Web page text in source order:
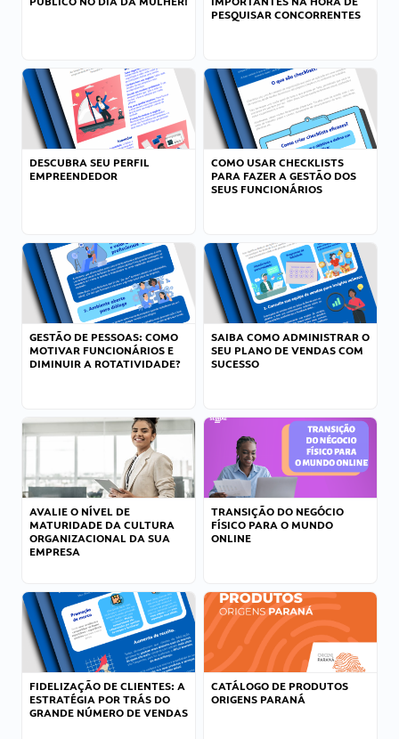
PESQUISAR CONCORRENTES
DESCUBRA SEU PERFIL
EMPREENDEDOR
COMO USAR CHECKLISTS
PARA FAZER A GESTÃO DOS
SEUS FUNCIONÁRIOS
GESTÃO DE PESSOAS: COMO
MOTIVAR FUNCIONÁRIOS E
DIMINUIR A ROTATIVIDADE?
SAIBA COMO ADMINISTRAR O
SEU PLANO DE VENDAS COM
SUCESSO
AVALIE O NÍVEL DE
MATURIDADE DA CULTURA
ORGANIZACIONAL DA SUA
EMPRESA
TRANSIÇÃO DO NEGÓCIO
FÍSICO PARA O MUNDO
ONLINE
FIDELIZAÇÃO DE CLIENTES: A
ESTRATÉGIA POR TRÁS DO
GRANDE NÚMERO DE VENDAS
CATÁLOGO DE PRODUTOS
ORIGENS PARANÁ